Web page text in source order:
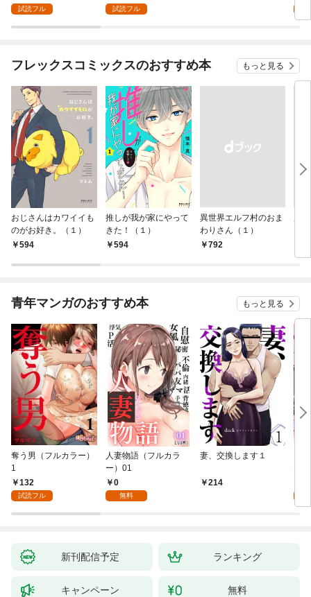
能力を隠していたら追
た魔王が暴れ出したみ
るのでもう遅いです～
試読フル
能力を隠していたら追
るのでもう遅いです～
試読フル
1
フレックスコミックスのおすすめ本 もっと見る
おじさんはカワイイも
のがお好き。（１）
594
推しが我が家にやって
きた！（１）
594
異世界エルフ村のおま
わりさん（１）
￥792
青年マンガのおすすめ本 もっと見る
奪う男（フルカラー）
1
132
試読フル
人妻物語（フルカラ
ー）01
0
無料
妻、交換します１
214
な
新刊配信予定 ランキング
キャンペーン 無料